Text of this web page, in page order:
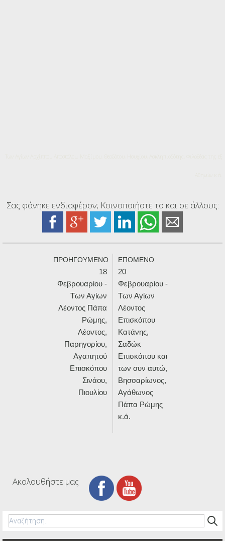
Σας φάνηκε ενδιαφέρον; Κοινοποιήστε το και σε άλλους:
ΠΡΟΗΓΟΥΜΕΝΟ
18
Φεβρουαρίου -
Των Αγίων
Λέοντος Πάπα
Ρώμης,
Λέοντος,
Παρηγορίου,
Αγαπητού
Επισκόπου
Σινάου,
Πιουλίου
ΕΠΟΜΕΝΟ
20
Φεβρουαρίου -
Των Αγίων
Λέοντος
Επισκόπου
Κατάνης,
Σαδώκ
Επισκόπου και
των συν αυτώ,
Βησσαρίωνος,
Αγάθωνος
Πάπα Ρώμης
κ.ά.
Ακολουθήστε μας